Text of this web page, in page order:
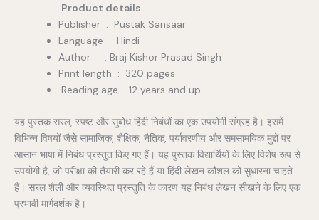
Product details
Publisher ‏ : ‎ Pustak Sansaar
Language : Hindi
Author : Braj Kishor Prasad Singh
Print length : 320 pages
Reading age : 12 years and up
यह पुस्तक सरल, स्पष्ट और सुबोध हिंदी निबंधों का एक उपयोगी संग्रह है। इसमें
विभिन्न विषयों जैसे सामाजिक, शैक्षिक, नैतिक, पर्यावरणीय और समसामयिक मुद्दों पर
आसान भाषा में निबंध प्रस्तुत किए गए हैं। यह पुस्तक विद्यार्थियों के लिए विशेष रूप से
उपयोगी है, जो परीक्षा की तैयारी कर रहे हैं या हिंदी लेखन कौशल को सुधारना चाहते
हैं। सरल शैली और व्यवस्थित प्रस्तुति के कारण यह निबंध लेखन सीखने के लिए एक
प्रभावी मार्गदर्शक है।